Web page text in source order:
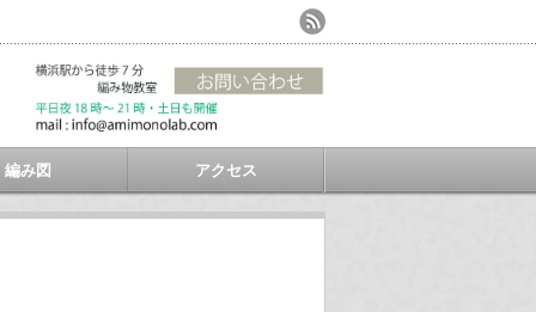
編み図 アクセス